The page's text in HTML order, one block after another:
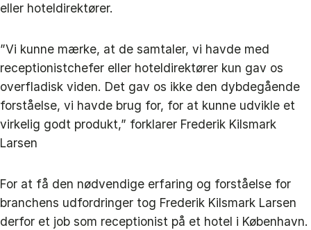
eller hoteldirektører.
”Vi kunne mærke, at de samtaler, vi havde med
receptionistchefer eller hoteldirektører kun gav os
overfladisk viden. Det gav os ikke den dybdegående
forståelse, vi havde brug for, for at kunne udvikle et
virkelig godt produkt,” forklarer Frederik Kilsmark
Larsen
For at få den nødvendige erfaring og forståelse for
branchens udfordringer tog Frederik Kilsmark Larsen
derfor et job som receptionist på et hotel i København.